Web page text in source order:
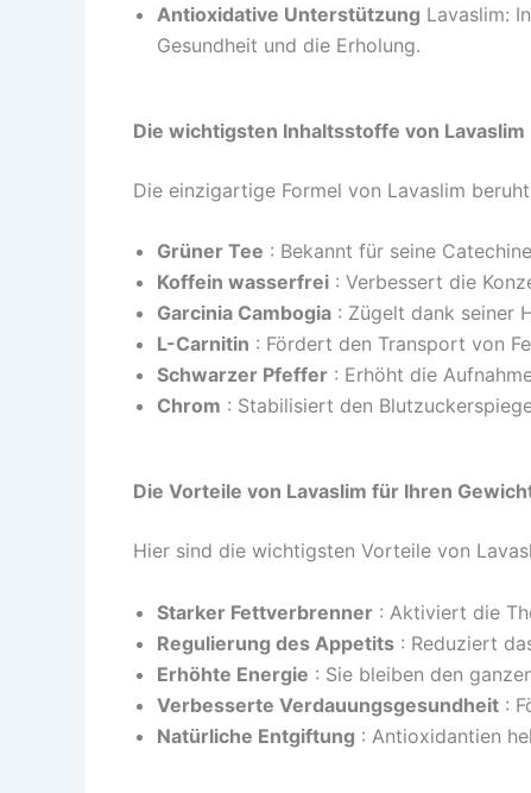
Antioxidative Unterstützung Lavaslim:
Gesundheit und die Erholung.
Die wichtigsten Inhaltsstoffe von Lavaslim
Die einzigartige Formel von Lavaslim
Grüner Tee : Bekannt für seine
Koffein wasserfrei : Verbessert die
Garcinia Cambogia : Zügelt dank seiner
L-Carnitin : Fördert den Transport von
Schwarzer Pfeffer : Erhöht die
Chrom : Stabilisiert den
Die Vorteile von Lavaslim für Ihren
Hier sind die wichtigsten Vorteile von
Starker Fettverbrenner : Aktiviert die
Regulierung des Appetits : Reduziert
Erhöhte Energie : Sie bleiben den
Verbesserte Verdauungsgesundheit :
Natürliche Entgiftung : Antioxidantien